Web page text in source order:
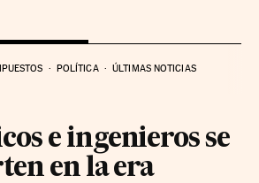
POLÍTICA ÚLTIMAS NOTICIAS
e ingenieros se
en la era